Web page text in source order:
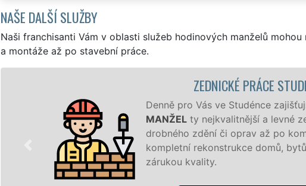
NAŠE DALŠÍ SLUŽBY
Naši franchisanti Vám v oblasti služeb hodinových manželů
a montáže až po stavební práce.
ZEDNICKÉ PRÁCE
Denně pro Vás ve Studénce zajišťují
MANŽELty nejkvalitnější a levné
drobného zdění či oprav až po
kompletní rekonstrukce domů, bytů,
zárukou kvality.